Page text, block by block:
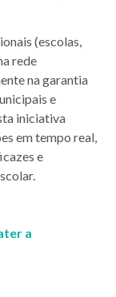
(escolas,
rede
na garantia
e
iniciativa
em tempo real,
e
a